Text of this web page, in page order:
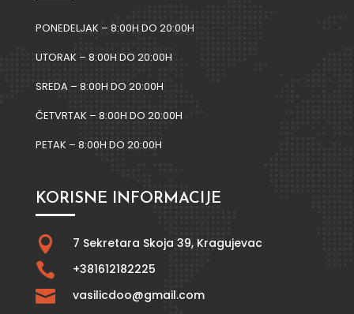
PONEDELJAK – 8:00H DO 20:00H
UTORAK – 8:00H DO 20:00H
SREDA – 8:00H DO 20:00H
ČETVRTAK – 8:00H DO 20:00H
PETAK – 8:00H DO 20:00H
KORISNE INFORMACIJE
 7 Sekretara Skoja 39, Kragujevac
 +381612182225
 vasilicdoo@gmail.com